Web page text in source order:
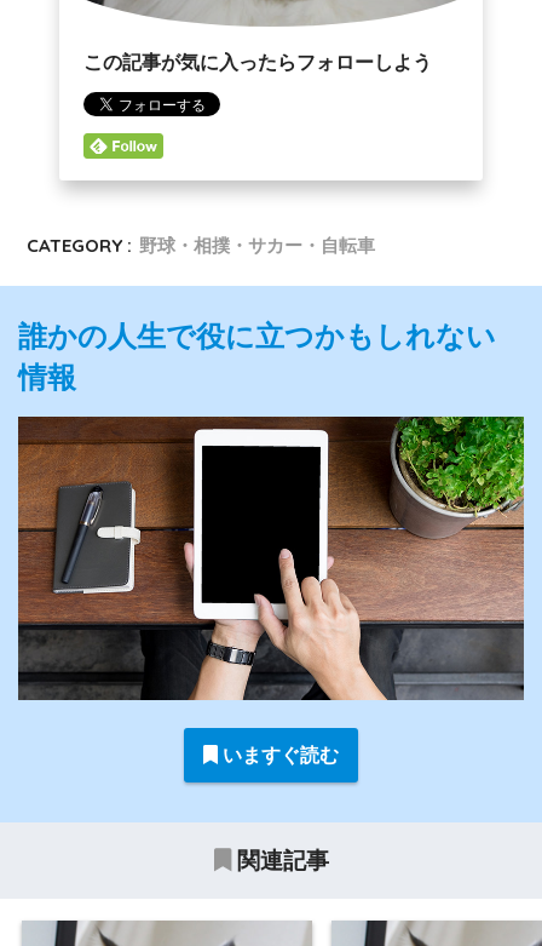
この記事が気に入ったらフォローしよう
CATEGORY : 野球・相撲・サカー・自転車
誰かの人生で役に立つかもしれない
情報
いますぐ読む
関連記事